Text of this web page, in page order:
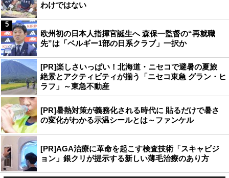
わけではない
欧州初の日本人指揮官誕生へ 森保一監督の“再就職
先”は「ベルギー1部の日系クラブ」一択か
5
[PR]楽しさいっぱい！北海道・ニセコで避暑の夏旅
絶景とアクティビティが揃う「ニセコ東急 グラン・ヒ
ラフ」～東急不動産
[PR]暑熱対策が義務化される時代に 貼るだけで暑さ
の変化がわかる示温シールとは～ファンケル
[PR]AGA治療に革命を起こす検査技術「スキャビジ
ョン」銀クリが提示する新しい薄毛治療のあり方